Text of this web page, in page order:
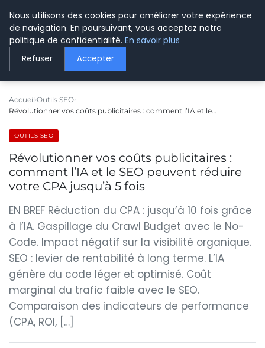
LE WEBMARKETING
Accueil Outils SEO
Révolutionner vos coûts publicitaires : comment l’IA et le…
OUTILS SEO
Révolutionner vos coûts publicitaires :
comment l’IA et le SEO peuvent réduire
votre CPA jusqu’à 5 fois
EN BREF Réduction du CPA : jusqu’à 10 fois grâce
à l’IA. Gaspillage du Crawl Budget avec le No-
Code. Impact négatif sur la visibilité organique.
SEO : levier de rentabilité à long terme. L’IA
génère du code léger et optimisé. Coût
marginal du trafic faible avec le SEO.
Comparaison des indicateurs de performance
(CPA, ROI, […]
Nous utilisons des cookies pour améliorer votre expérience
de navigation. En poursuivant, vous acceptez notre
politique de confidentialité. En savoir plus
Refuser Accepter